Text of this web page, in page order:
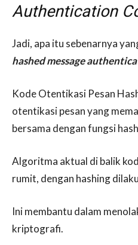
Authentication
Jadi, apa itu sebenarnya
hashed message
Kode Otentikasi Pesan
otentikasi pesan yang
bersama dengan fungsi
Algoritma aktual di balik
rumit, dengan hashing
Ini membantu dalam
kriptografi.